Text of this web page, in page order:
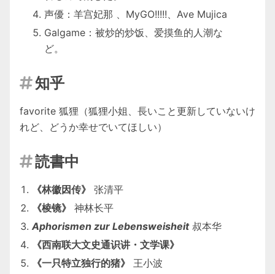
声優： 羊宫妃那 、 MyGO!!!!!、 Ave Mujica
Galgame： 被炒的炒饭、 爱摸鱼的人潮な
ど。
知乎
favorite 狐狸 （狐狸小姐、長いこと更新していないけ
れど、どうか幸せでいてほしい）
読書中
《林徽因传》
张清平
《棱镜》
神林长平
Aphorismen zur Lebensweisheit叔本华
《西南联大文史通识讲・文学课》
《一只特立独行的猪》
王小波